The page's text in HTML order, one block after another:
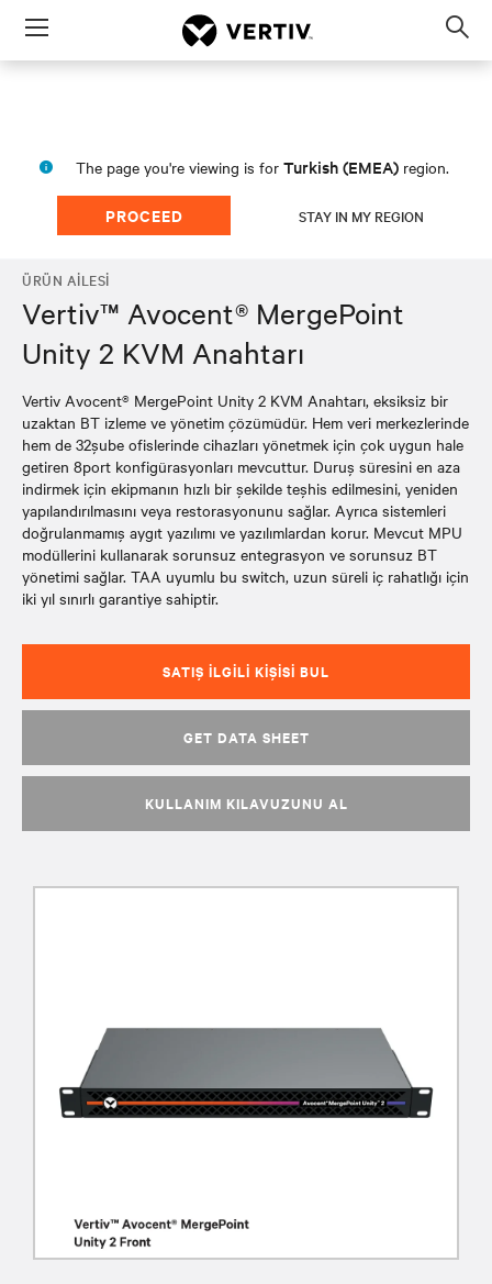
Menu
The page you're viewing is for Turkish (EMEA) region.
PROCEED STAY IN MY REGION
ÜRÜN AILESI
Vertiv™ Avocent® MergePoint
Unity 2 KVM Anahtarı
Vertiv Avocent® MergePoint Unity 2 KVM Anahtarı, eksiksiz bir
uzaktan BT izleme ve yönetim çözümüdür. Hem veri merkezlerinde
hem de 32şube ofislerinde cihazları yönetmek için çok uygun hale
getiren 8port konfigürasyonları mevcuttur. Duruş süresini en aza
indirmek için ekipmanın hızlı bir şekilde teşhis edilmesini, yeniden
yapılandırılmasını veya restorasyonunu sağlar. Ayrıca sistemleri
doğrulanmamış aygıt yazılımı ve yazılımlardan korur. Mevcut MPU
modüllerini kullanarak sorunsuz entegrasyon ve sorunsuz BT
yönetimi sağlar. TAA uyumlu bu switch, uzun süreli iç rahatlığı için
iki yıl sınırlı garantiye sahiptir.
SATIŞ İLGILI KIŞISI BUL
GET DATA SHEET
KULLANIM KILAVUZUNU AL